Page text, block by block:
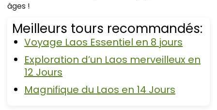
âges !
Meilleurs tours recommandés:
Voyage Laos Essentiel en 8 jours
Exploration d’un Laos merveilleux en
12 Jours
Magnifique du Laos en 14 Jours